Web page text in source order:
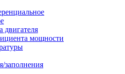
двигателя
мощности
заполнения